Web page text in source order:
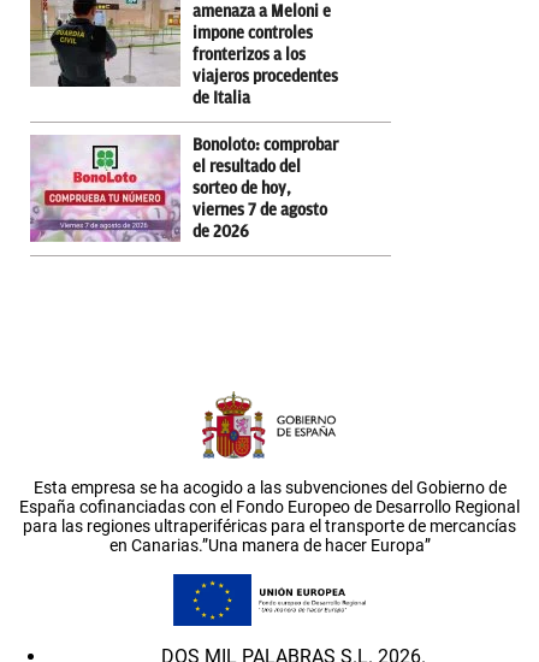
amenaza a Meloni e
impone controles
fronterizos a los
viajeros procedentes
de Italia
Bonoloto: comprobar
el resultado del
sorteo de hoy,
viernes 7 de agosto
de 2026
Esta empresa se ha acogido a las subvenciones del Gobierno de
España cofinanciadas con el Fondo Europeo de Desarrollo Regional
para las regiones ultraperiféricas para el transporte de mercancías
en Canarias.”Una manera de hacer Europa”
DOS MIL PALABRAS S.L. 2026.